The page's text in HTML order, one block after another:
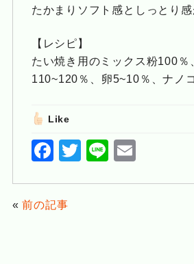
たかまりソフト感としっとり感
【レシピ】
たい焼き用のミックス粉100％
110~120％、卵5~10％、ナノ
Like
F
c
e
T
Li
«前の記事